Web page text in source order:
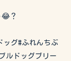
？
ッグ#ふれんちぶ
ルドッグブリー